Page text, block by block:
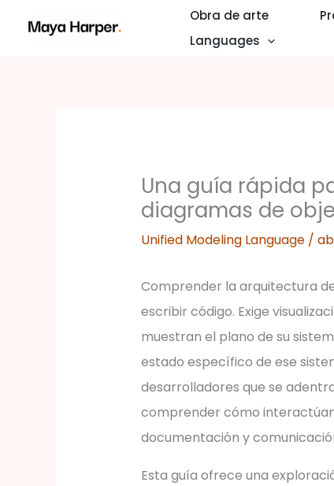
Obra de arte
Languages
Una guía rápida
diagramas de
Unified Modeling Language/
Comprender la arquitectura
escribir código. Exige
muestran el plano de su
estado específico de ese
desarrolladores que se
comprender cómo
documentación y
Esta guía ofrece una